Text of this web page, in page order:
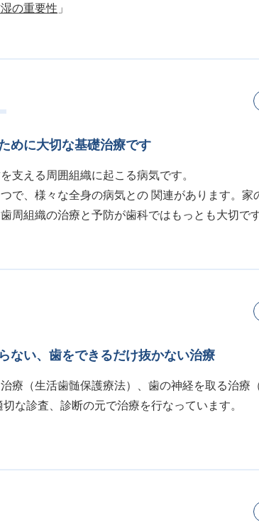
の重要性 」
めに大切な基礎治療です
支える周囲組織に起こる病気です。
で、様々な全身の病気との 関連があります。家
周組織の治療と予防が歯科ではもっとも大切です
ない、歯をできるだけ抜かない治療
療（生活歯髄保護療法）、歯の神経を取る治療
な診査、診断の元で治療を行なっています。